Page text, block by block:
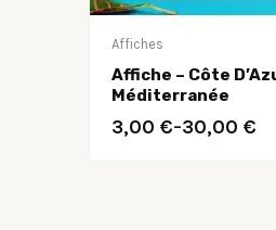
Affiches
Affiche – Côte
Méditerranée
3,00 €–30,00 €